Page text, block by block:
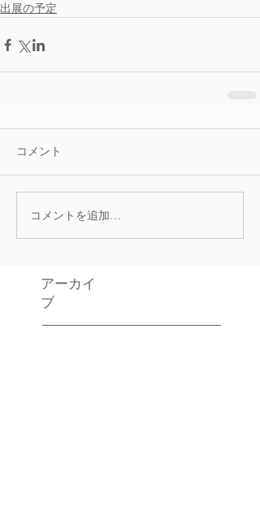
出展の予定
コメント
コメントを追加…
アーカイ
ブ